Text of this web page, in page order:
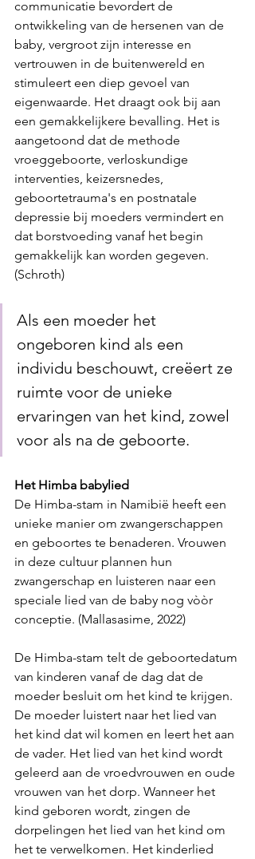
communicatie bevordert de
ontwikkeling van de hersenen van de
baby, vergroot zijn interesse en
vertrouwen in de buitenwereld en
stimuleert een diep gevoel van
eigenwaarde. Het draagt ook bij aan
een gemakkelijkere bevalling. Het is
aangetoond dat de methode
vroeggeboorte, verloskundige
interventies, keizersnedes,
geboortetrauma's en postnatale
depressie bij moeders vermindert en
dat borstvoeding vanaf het begin
gemakkelijk kan worden gegeven.
(Schroth)
Als een moeder het
ongeboren kind als een
individu beschouwt, creëert ze
ruimte voor de unieke
ervaringen van het kind, zowel
voor als na de geboorte.
Het Himba babylied
De Himba-stam in Namibië heeft een
unieke manier om zwangerschappen
en geboortes te benaderen. Vrouwen
in deze cultuur plannen hun
zwangerschap en luisteren naar een
speciale lied van de baby nog vòòr
conceptie. (Mallasasime, 2022)
De Himba-stam telt de geboortedatum
van kinderen vanaf de dag dat de
moeder besluit om het kind te krijgen.
De moeder luistert naar het lied van
het kind dat wil komen en leert het aan
de vader. Het lied van het kind wordt
geleerd aan de vroedvrouwen en oude
vrouwen van het dorp. Wanneer het
kind geboren wordt, zingen de
dorpelingen het lied van het kind om
het te verwelkomen. Het kinderlied